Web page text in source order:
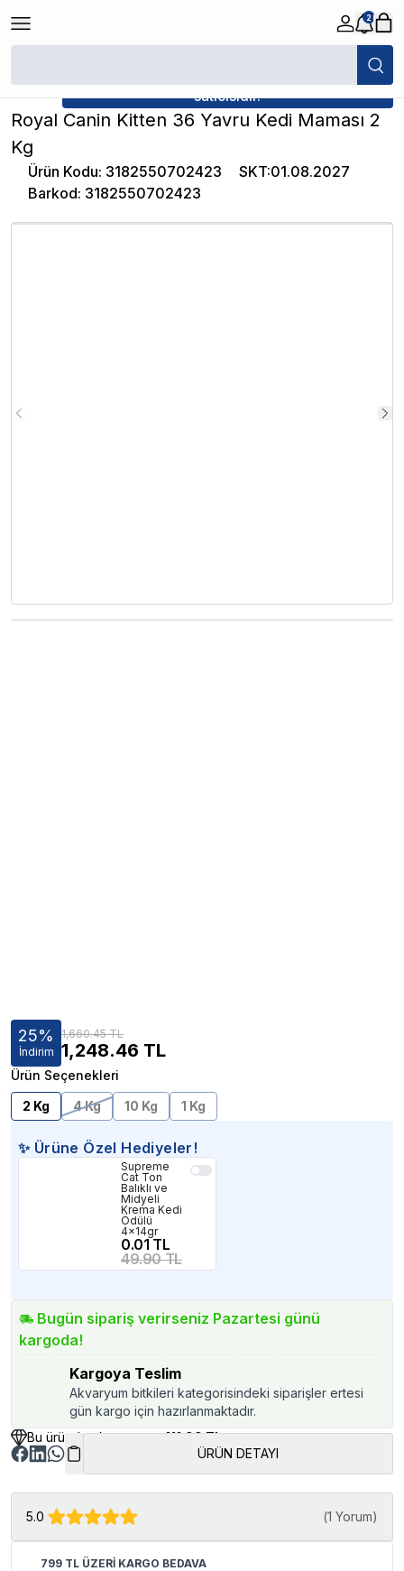
2
/ Royal Canin Kitten 36 Yavru Kedi Maması 2 Kg
satıcısıdır.
Royal Canin Kitten 36 Yavru Kedi Maması 2
Kg
Ürün Kodu: 3182550702423 SKT:01.08.2027
Barkod: 3182550702423
25%
İndirim
1,660.45 TL
1,248.46 TL
Ürün Seçenekleri
2 Kg
4 Kg 10 Kg 1 Kg
✨ Ürüne Özel Hediyeler!
Supreme
Cat Ton
Balıklı ve
Midyeli
Krema Kedi
Ödülü
4x14gr
0.01 TL
49.90 TL
Bugün sipariş verirseniz Pazartesi günü
kargoda!
Kargoya Teslim
Akvaryum bitkileri kategorisindeki siparişler ertesi
gün kargo için hazırlanmaktadır.
Bu üründen kazancınız411.99 TL
ÜRÜN DETAYI
5.0 (1 Yorum)
799 TL ÜZERİ KARGO BEDAVA